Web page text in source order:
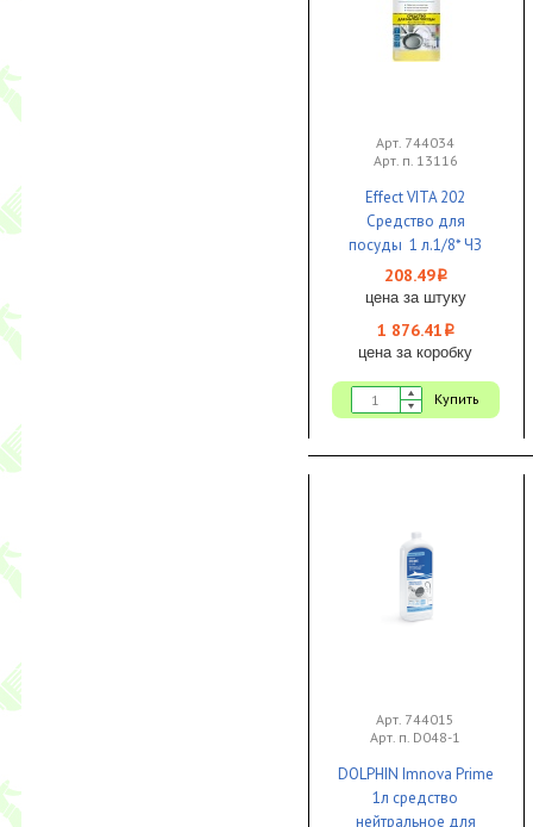
Арт. 744034
Арт. п. 13116
Effect VITA 202
Средство для
посуды 1 л.1/8* ЧЗ
208.49i
цена за штуку
1 876.41 i
цена за коробку
Купить
Арт. 744015
Арт. п. D048-1
DOLPHIN Imnova Prime
1л средство
нейтральное для